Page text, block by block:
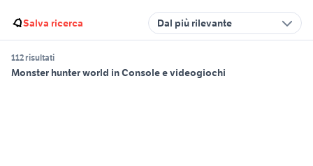
Salva ricerca Dal più rilevante
112 risultati
Monster hunter world in Console e videogiochi